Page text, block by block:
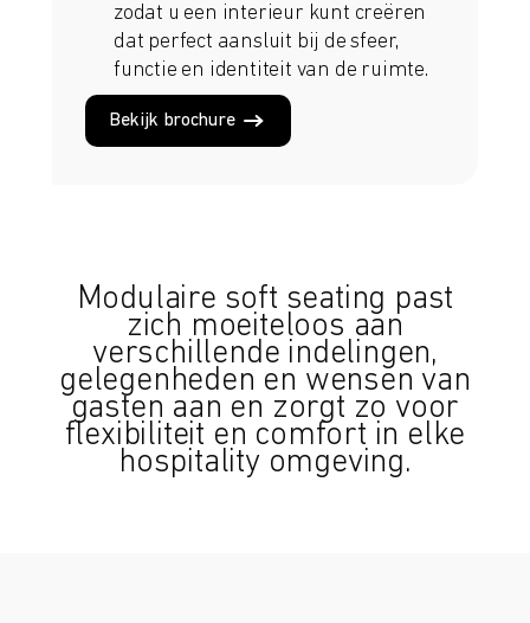
zodat u een interieur kunt creëren
dat perfect aansluit bij de sfeer,
functie en identiteit van de ruimte.
Bekijk brochure
Modulaire soft seating past
zich moeiteloos aan
verschillende indelingen,
gelegenheden en wensen van
gasten aan en zorgt zo voor
flexibiliteit en comfort in elke
hospitality omgeving.